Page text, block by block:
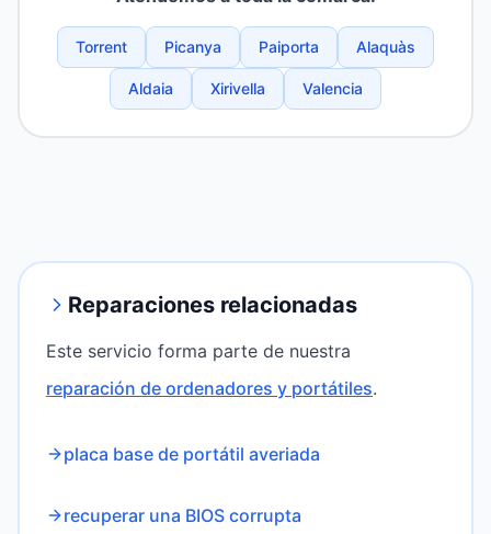
Torrent Picanya Paiporta Alaquàs
Aldaia Xirivella Valencia
Reparaciones relacionadas
Este servicio forma parte de nuestra
reparación de ordenadores y portátiles.
placa base de portátil averiada
recuperar una BIOS corrupta